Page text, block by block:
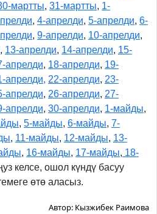
мартты, 31-мартты, 1-
, 4-апрелди, 5-апрелди, 6-
, 9-апрелди, 10-апрелди,
, 13-апрелди, 14-апрелди, 15-
апрелди, 18-апрелди, 19-
апрелди, 22-апрелди, 23-
апрелди, 26-апрелди, 27-
апрелди, 30-апрелди, 1-майды,
, 5-майды, 6-майды, 7-
, 11-майды, 12-майды, 13-
, 16-майды, 17-майды, 18-
келсе, ошол күндү басуу
өтө аласыз.
Автор: Кызжибек Раимова